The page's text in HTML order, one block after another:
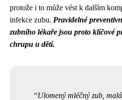
protože i to může vést k dalším
infekce zubu. Pravidelné
zubního lékaře jsou proto klíčové
chrupu u dětí.
Ulomený mléčný zub,